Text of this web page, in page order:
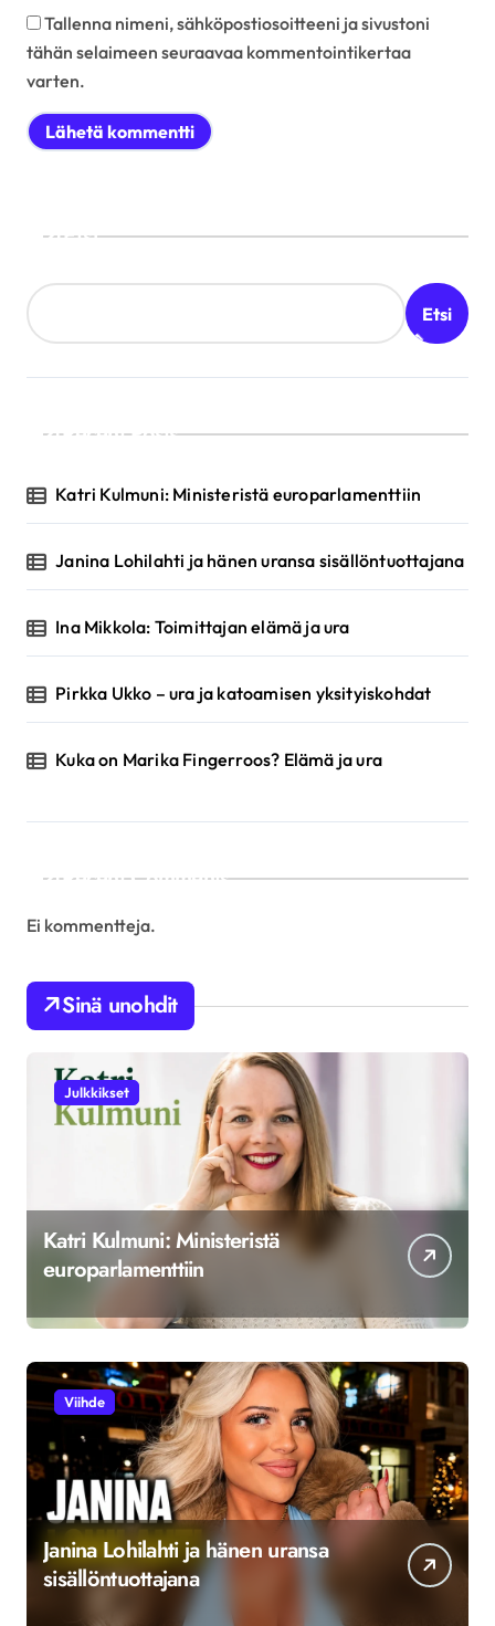
Tallenna nimeni, sähköpostiosoitteeni ja sivustoni
tähän selaimeen seuraavaa kommentointikertaa
varten.
Etsi
Etsi
Recent Posts
Katri Kulmuni: Ministeristä europarlamenttiin
Janina Lohilahti ja hänen uransa sisällöntuottajana
Ina Mikkola: Toimittajan elämä ja ura
Pirkka Ukko – ura ja katoamisen yksityiskohdat
Kuka on Marika Fingerroos? Elämä ja ura
Recent Comments
Ei kommentteja.
Sinä unohdit
Julkkikset
Katri Kulmuni: Ministeristä
europarlamenttiin
Viihde
Janina Lohilahti ja hänen uransa
sisällöntuottajana